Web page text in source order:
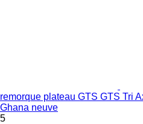
remorque plateau GTS GTS Tri
Ghana neuve
5